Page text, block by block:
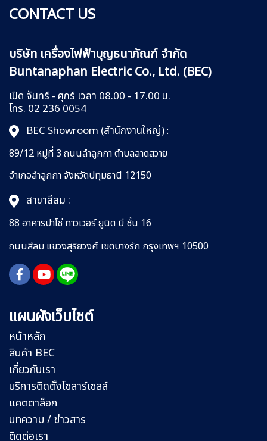
CONTACT US
บริษัท เครื่องไฟฟ้าบุญธนาภัณฑ์ จำกัด
Buntanaphan Electric Co., Ltd. (BEC)
เปิด จันทร์ - ศุกร์ เวลา 08.00 - 17.00 น.
โทร. 02 236 0054
BEC Showroom (สำนักงานใหญ่):
89/12 หมู่ที่ 3 ถนนลำลูกกาตำบลลาดสวาย
อำเภอลำลูกกาจังหวัดปทุมธานี 12150
สาขาสีลม :
88 อาคารปาโซ่ ทาวเวอร์ ยูนิต บี ชั้น 16
ถนนสีลม แขวงสุริยวงศ์ เขตบางรัก กรุงเทพฯ 10500
แผนผังเว็บไซต์
หน้าหลัก
สินค้า BEC
เกี่ยวกับเรา
บริการติดตั้งโซลาร์เซลล์
แคตตาล็อก
บทความ / ข่าวสาร
ติดต่อเรา